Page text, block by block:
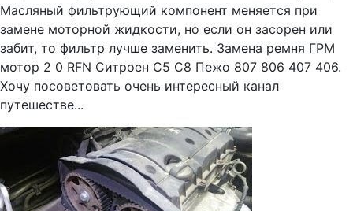
Масляный фильтрующий компонент меняется при
замене моторной жидкости, но если он засорен или
забит, то фильтр лучше заменить. Замена ремня ГРМ
мотор 2 0 RFN Ситроен С5 С8 Пежо 807 806 407 406.
Хочу посоветовать очень интересный канал
путешестве...